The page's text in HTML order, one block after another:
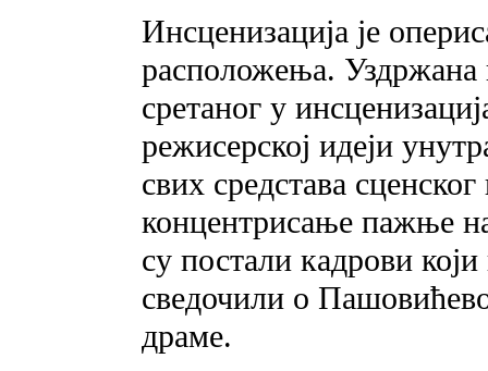
Инсценизација је
расположења. Уздржана
сретаног у
режисерској идеји
свих средстава
концентрисање пажње
су постали кадрови
сведочили o
драме.